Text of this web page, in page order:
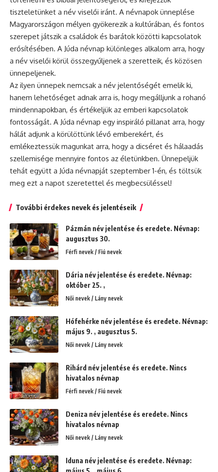
tiszteletünket a név viselői iránt. A névnapok ünneplése
Magyarországon mélyen gyökerezik a kultúrában, és fontos
szerepet játszik a családok és barátok közötti kapcsolatok
erősítésében. A Júda névnap különleges alkalom arra, hogy
a név viselői körül összegyűljenek a szeretteik, és közösen
ünnepeljenek.
Az ilyen ünnepek nemcsak a név jelentőségét emelik ki,
hanem lehetőséget adnak arra is, hogy megálljunk a rohanó
mindennapokban, és értékeljük az emberi kapcsolatok
fontosságát. A Júda névnap egy inspiráló pillanat arra, hogy
hálát adjunk a körülöttünk lévő emberekért, és
emlékeztessük magunkat arra, hogy a dicséret és hálaadás
szellemisége mennyire fontos az életünkben. Ünnepeljük
tehát együtt a Júda névnapját szeptember 1-én, és töltsük
meg ezt a napot szeretettel és megbecsüléssel!
További érdekes nevek és jelentéseik
Pázmán név jelentése és eredete. Névnap:
augusztus 30.
Férfi nevek / Fiú nevek
Dária név jelentése és eredete. Névnap:
október 25. ,
Női nevek / Lány nevek
Hófehérke név jelentése és eredete. Névnap:
május 9. , augusztus 5.
Női nevek / Lány nevek
Rihárd név jelentése és eredete. Nincs
hivatalos névnap
Férfi nevek / Fiú nevek
Deniza név jelentése és eredete. Nincs
hivatalos névnap
Női nevek / Lány nevek
Iduna név jelentése és eredete. Névnap: